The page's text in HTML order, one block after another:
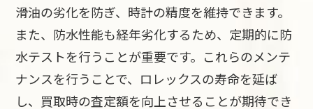
滑油の劣化を防ぎ、時計の精度を維持できます。
また、防水性能も経年劣化するため、定期的に防
水テストを行うことが重要です。これらのメンテ
ナンスを行うことで、ロレックスの寿命を延ば
し、買取時の査定額を向上させることが期待でき